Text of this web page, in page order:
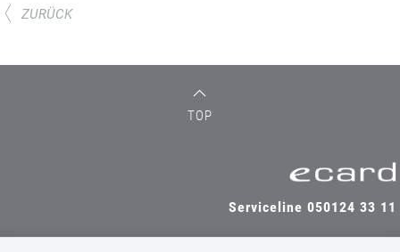
ZURÜCK
TOP
Serviceline 050124 33 11